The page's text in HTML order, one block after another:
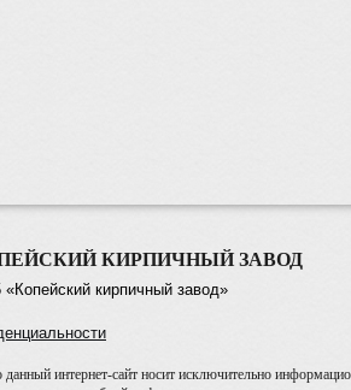
КИРПИЧНЫЙ ЗАВОД
«Копейский кирпичный завод»
интернет-сайт носит исключительно